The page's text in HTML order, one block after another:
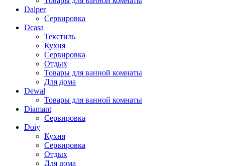
Dalper
Сервировка
Dcasa
Текстиль
Кухня
Сервировка
Отдых
Товары для ванной комнаты
Для дома
Dewal
Товары для ванной комнаты
Diamant
Сервировка
Doiy
Кухня
Сервировка
Отдых
Для дома